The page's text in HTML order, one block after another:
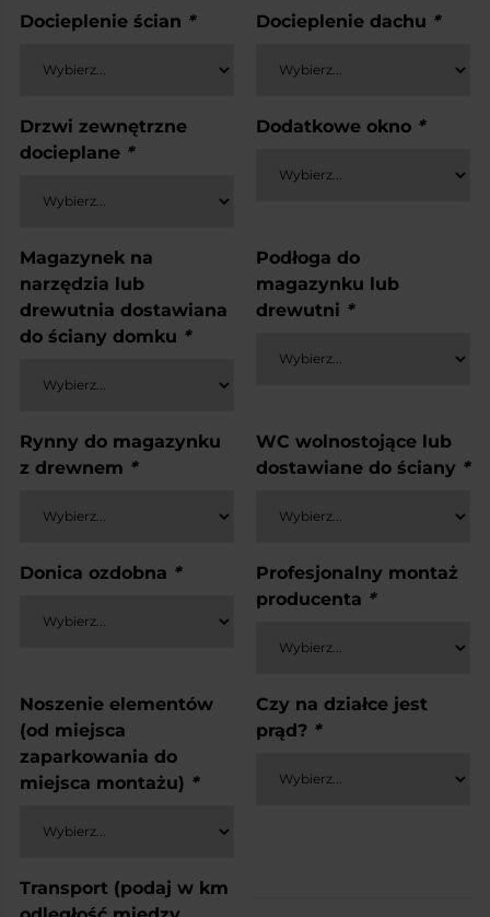
Docieplenie ścian * Docieplenie dachu *
Drzwi zewnętrzne
docieplane *
Dodatkowe okno *
Magazynek na
narzędzia lub
drewutnia dostawiana
do ściany domku *
Podłoga do
magazynku lub
drewutni *
Rynny do magazynku
z drewnem *
WC wolnostojące lub
dostawiane do ściany *
Donica ozdobna *
Profesjonalny montaż
producenta *
Noszenie elementów
(od miejsca
zaparkowania do
miejsca montażu) *
Czy na działce jest
prąd? *
Transport (podaj w km